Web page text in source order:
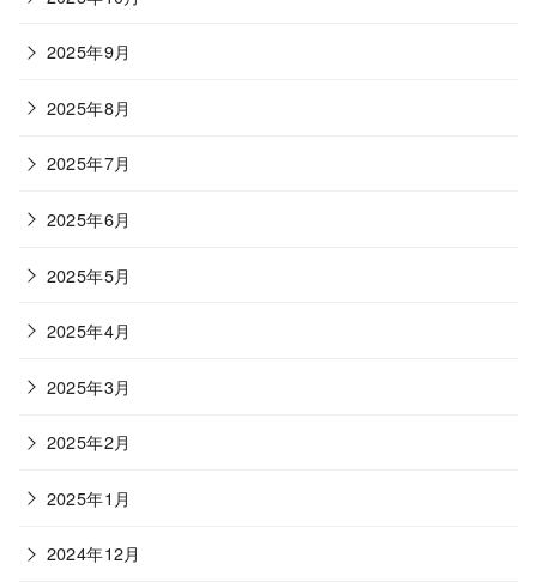
2025年9月
2025年8月
2025年7月
2025年6月
2025年5月
2025年4月
2025年3月
2025年2月
2025年1月
2024年12月